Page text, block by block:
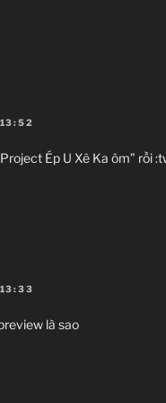
Ép U Xê Ka ôm” rồi
là sao